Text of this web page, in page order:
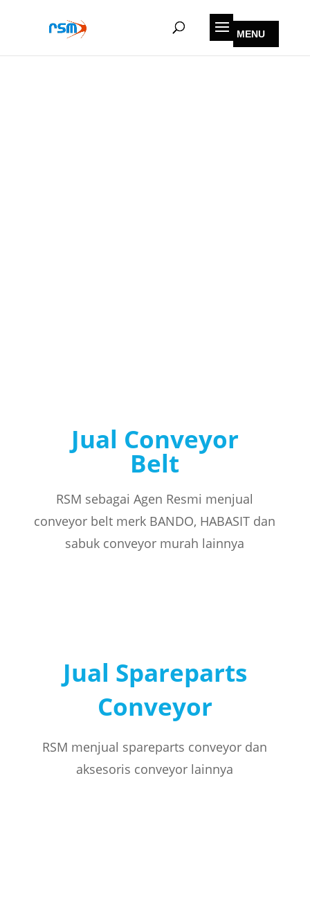
Jual Conveyor
Belt
RSM sebagai Agen Resmi menjual
conveyor belt merk BANDO, HABASIT dan
sabuk conveyor murah lainnya
Jual Spareparts
Conveyor
RSM menjual spareparts conveyor dan
aksesoris conveyor lainnya